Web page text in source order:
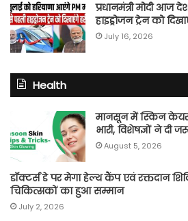
प्रधानमंत्री मोदी आज
हाइड्रोजन ट्रेन को
July 16, 2026
Health
मानसून में स्किन
भारी, विशेषज्ञों ने दी
August 5, 2026
डॉक्टर्स डे पर मेगा हेल्थ कैंप एवं रक्तदान
चिकित्सकों का हुआ सम्मान
July 2, 2026